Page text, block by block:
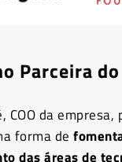
Parceira
COO da
forma de
das áreas de